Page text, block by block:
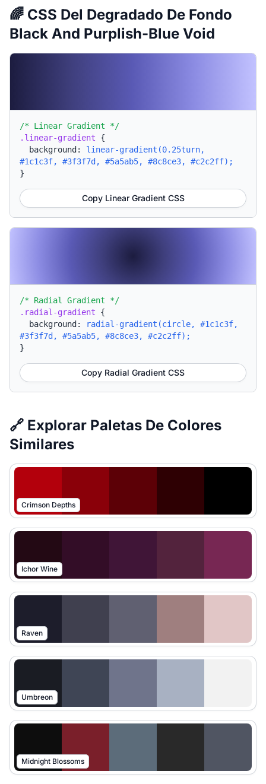
🌈 CSS Del Degradado De Fondo
Black And Purplish-Blue Void
/* Linear Gradient */
.linear-gradient {
background: linear-gradient(0.25turn,
#1c1c3f, #3f3f7d, #5a5ab5, #8c8ce3, #c2c2ff);
}
Copy Linear Gradient CSS
/* Radial Gradient */
.radial-gradient {
background:
radial-gradient(circle, #1c1c3f,
#3f3f7d, #5a5ab5, #8c8ce3, #c2c2ff);
}
Copy Radial Gradient CSS
🔗 Explorar Paletas De Colores
Similares
Crimson Depths
Ichor Wine
Raven
Umbreon
Midnight Blossoms